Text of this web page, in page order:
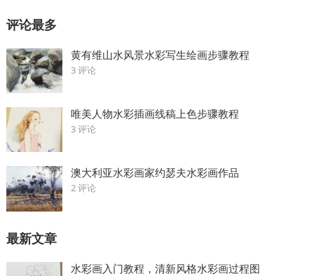
评论最多
黄有维山水风景水彩写生绘画步骤教程
3 评论
唯美人物水彩插画线稿上色步骤教程
3 评论
澳大利亚水彩画家约瑟夫水彩画作品
2 评论
最新文章
水彩画入门教程，清新风格水彩画过程图